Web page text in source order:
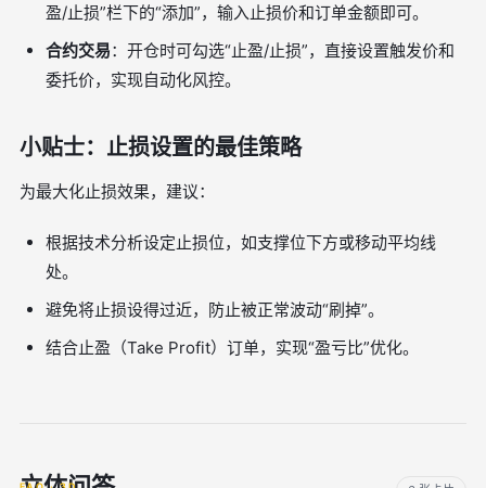
盈/止损”栏下的“添加”，输入止损价和订单金额即可。
合约交易：开仓时可勾选“止盈/止损”，直接设置触发价和
委托价，实现自动化风控。
小贴士：止损设置的最佳策略
为最大化止损效果，建议：
根据技术分析设定止损位，如支撑位下方或移动平均线
处。
避免将止损设得过近，防止被正常波动“刷掉”。
结合止盈（Take Profit）订单，实现“盈亏比”优化。